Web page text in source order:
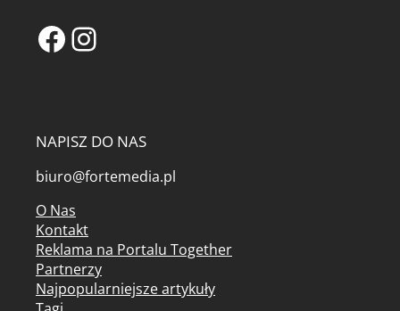
Facebook
Instagram
NAPISZ DO NAS
biuro@fortemedia.pl
O Nas
Kontakt
Reklama na Portalu Together
Partnerzy
Najpopularniejsze artykuły